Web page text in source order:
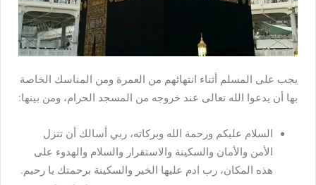
يجب على المسلم أثناء انتهائهم من العمرة ومن المناسك الخاصة
بها أن يدعوا الله تعالى عند خروجه من المسجد الحرام، ومن بينها:
السلام عليكم ورحمة الله وبركاته، ربي أسالك أن تنزل
الأمن والأمان والسكينة والاستقرار والسلام والهدوء على
هذه المكان، رب ادم عليها الخير والسكينة برحمتك يا رحيم.